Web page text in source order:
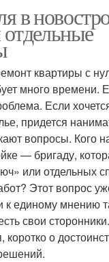
в
квартиры с
много времени.
Если
придется
вопросы. Кого
— бригаду,
или отдельных
Этот вопрос
к единому мнению
свои
коротко о